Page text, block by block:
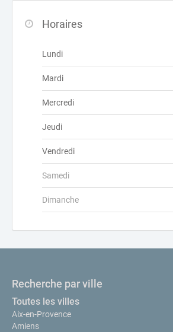
Horaires
Lundi
Mardi
Mercredi
Jeudi
Vendredi
Samedi
Dimanche
Recherche par ville
Toutes les villes
Aix-en-Provence
Amiens